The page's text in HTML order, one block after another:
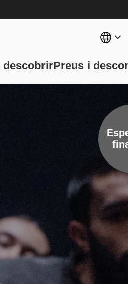
descobrirPreus i